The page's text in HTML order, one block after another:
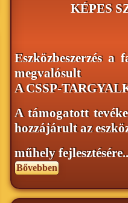
KÉPES
Eszközbeszerzés a
megvalósult
A CSSP-
A támogatott
hozzájárult az
műhely
Bővebben